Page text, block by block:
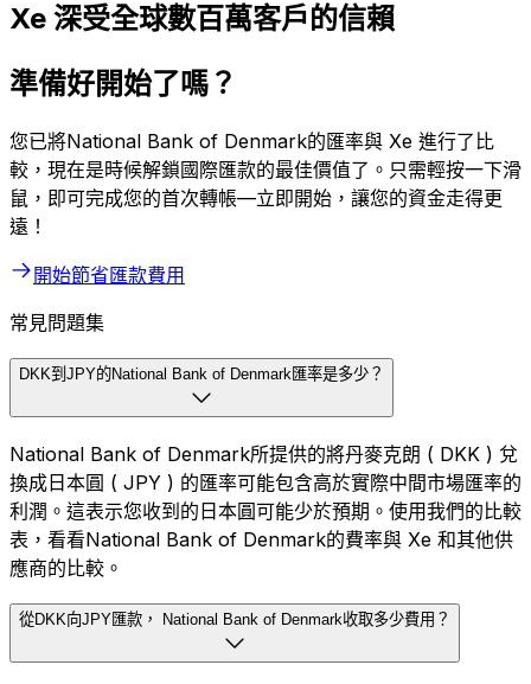
Xe 深受全球數百萬客戶的信賴
準備好開始了嗎？
您已將National Bank of Denmark的匯率與 Xe 進行了比
較，現在是時候解鎖國際匯款的最佳價值了。只需輕按一下滑
鼠，即可完成您的首次轉帳—立即開始，讓您的資金走得更
遠！
開始節省匯款費用
常見問題集
DKK到JPY的National Bank of Denmark匯率是多少？
National Bank of Denmark所提供的將丹麥克朗 ( DKK ) 兌
換成日本圓 ( JPY ) 的匯率可能包含高於實際中間市場匯率的
利潤。這表示您收到的日本圓可能少於預期。使用我們的比較
表，看看National Bank of Denmark的費率與 Xe 和其他供
應商的比較。
從DKK向JPY匯款， National Bank of Denmark收取多少費用？